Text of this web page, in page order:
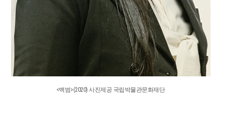
<백범>(2020) 사진제공 국립박물관문화재단